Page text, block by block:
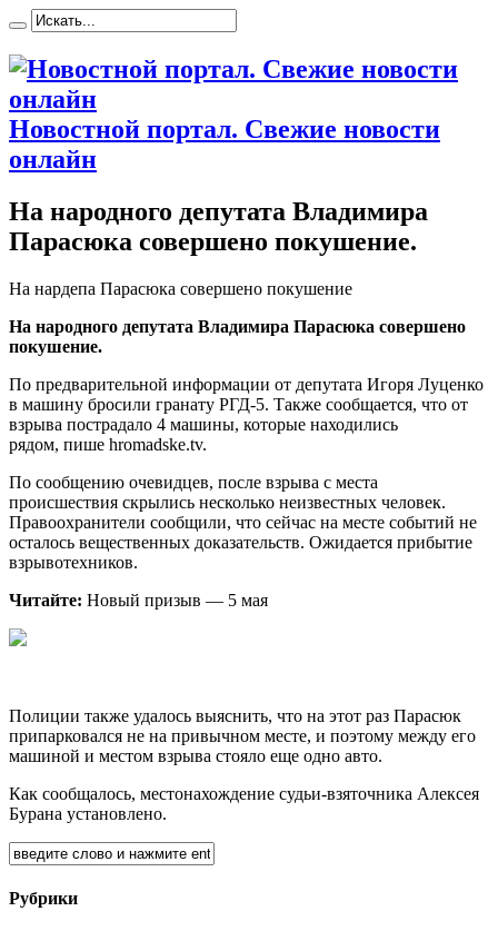
Новостной портал. Свежие новости
онлайн
На народного депутата Владимира
Парасюка совершено покушение.
Нa нардепа Парасюка совершено покушение
На народного депутата Владимира Парасюка совершено
покушение.
По предварительной информации от депутата Игоря Луценко
в машину бросили гранату РГД-5. Также сообщается, что от
взрыва пострадало 4 машины, которые находились
рядом, пише hromadske.tv.
По сообщению очевидцев, после взрыва с места
происшествия скрылись несколько неизвестных человек.
Правоохранители сообщили, что сейчас на месте событий не
осталось вещественных доказательств. Ожидается прибытие
взрывотехников.
Читайте: Новый призыв — 5 мая
Полиции также удалось выяснить, что на этот раз Парасюк
припарковался не на привычном месте, и поэтому между его
машиной и местом взрыва стояло еще одно авто.
Как сообщалось, местонахождение судьи-взяточника Алексея
Бурана установлено.
Рубрики